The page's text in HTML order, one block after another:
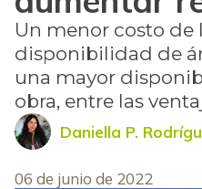
Un menor costo de
disponibilidad de
una mayor
obra, entre las
Daniella P.
06 de junio de 2022